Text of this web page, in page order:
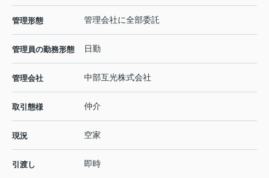
管理形態 管理会社に全部委託
管理員の勤務形態 日勤
管理会社 中部互光株式会社
取引態様 仲介
現況 空家
引渡し 即時